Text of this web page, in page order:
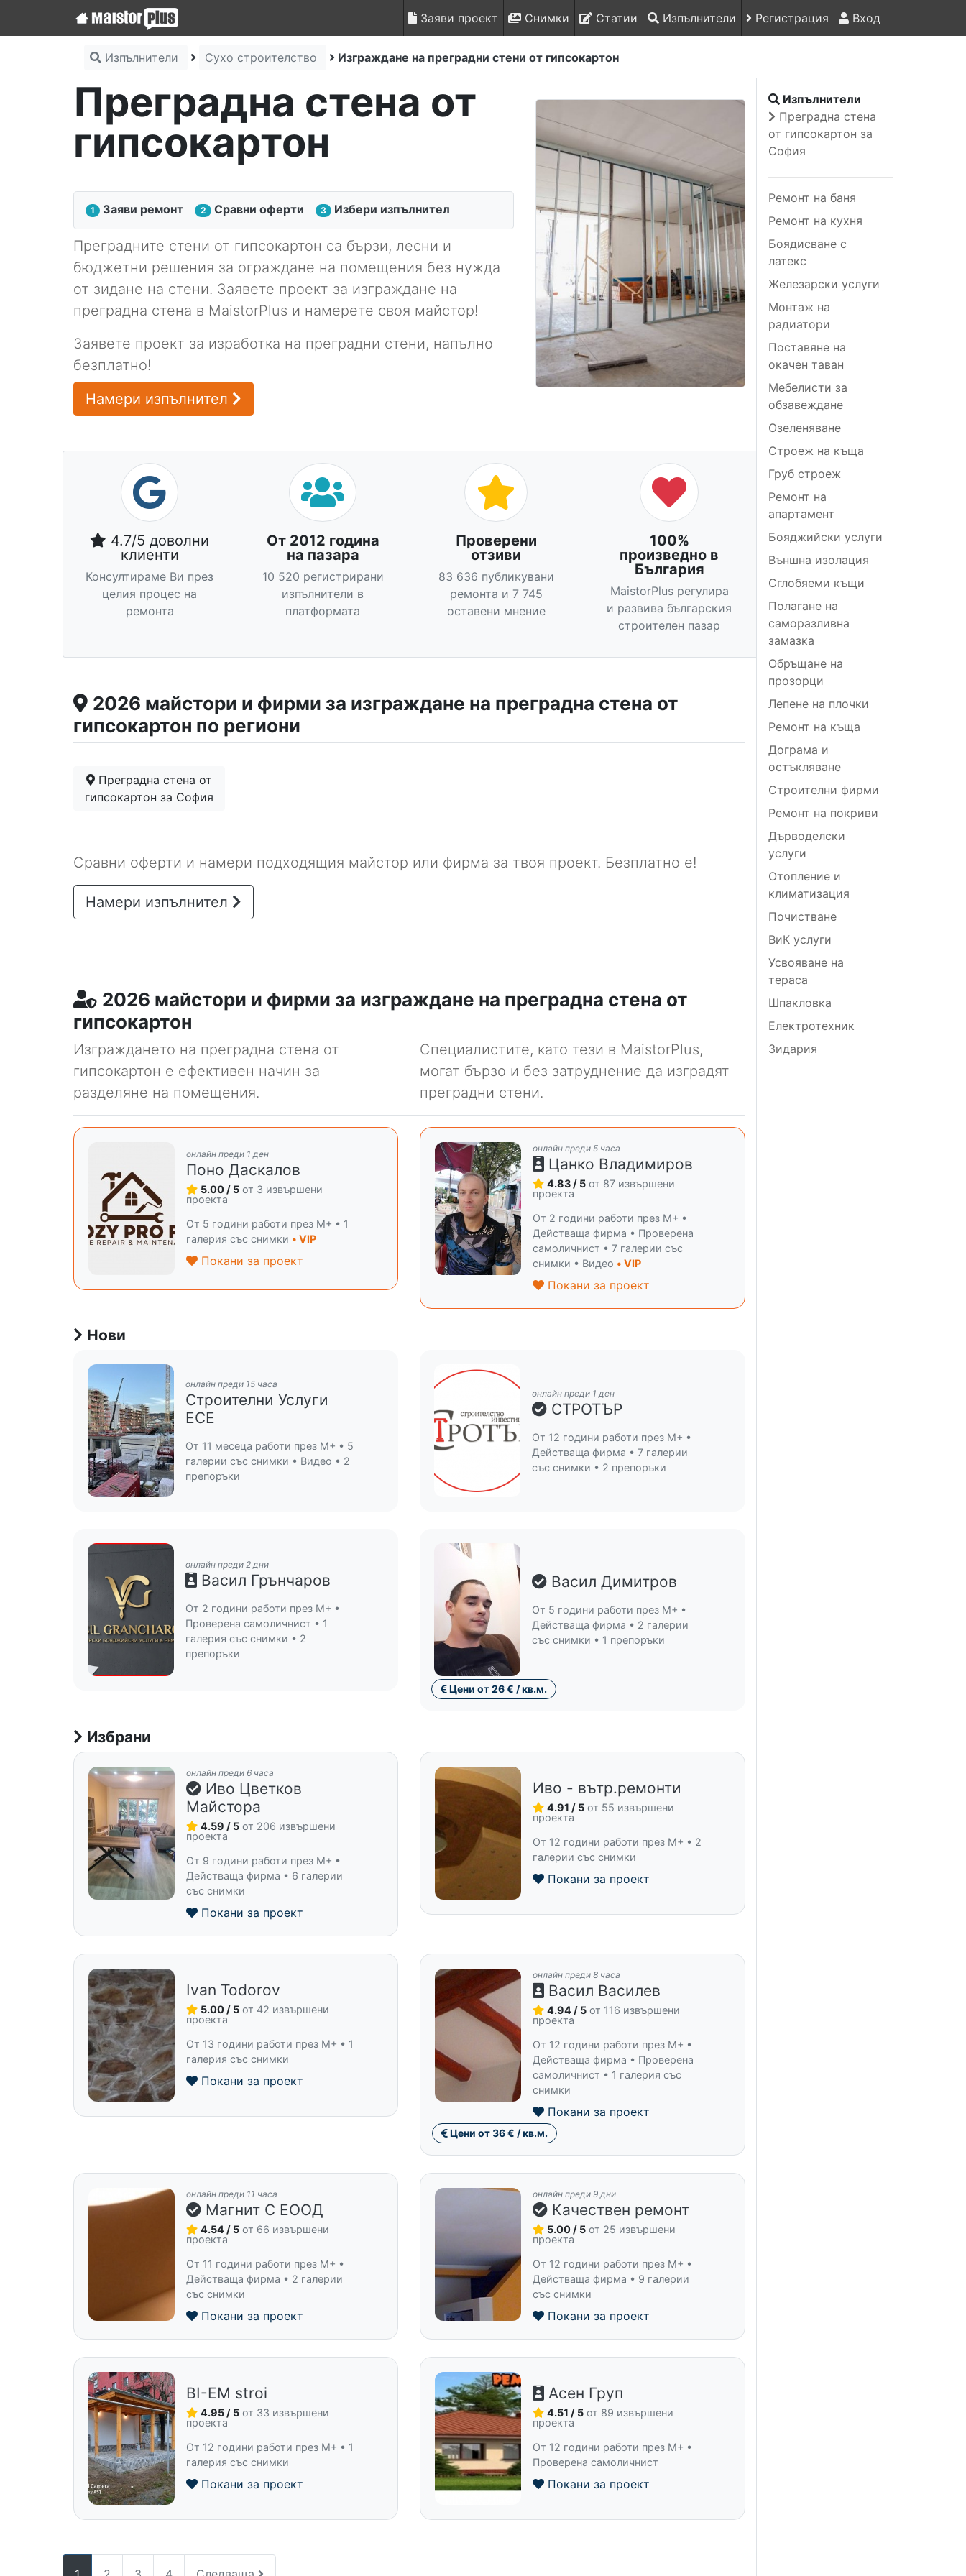
Заяви проект Снимки Статии Изпълнители Регистрация Вход
Изпълнители Сухо строителство Изграждане на преградни стени от гипсокартон
Преградна стена от
гипсокартон
1 Заяви ремонт 2 Сравни оферти 3 Избери изпълнител
Преградните стени от гипсокартон са бързи, лесни и
бюджетни решения за ограждане на помещения без нужда
от зидане на стени. Заявете проект за изграждане на
преградна стена в MaistorPlus и намерете своя майстор!
Заявете проект за изработка на преградни стени, напълно
безплатно!
Намери изпълнител
4.7/5 доволни
клиенти
Консултираме Ви през
целия процес на
ремонта
От 2012 година
на пазара
10 520 регистрирани
изпълнители в
платформата
Проверени
отзиви
83 636 публикувани
ремонта и 7 745
оставени мнение
100%
произведно в
България
MaistorPlus регулира
и развива българския
строителен пазар
2026 майстори и фирми за изграждане на преградна стена от
гипсокартон по региони
Преградна стена от
гипсокартон за София
Сравни оферти и намери подходящия майстор или фирма за твоя проект. Безплатно е!
Намери изпълнител
2026 майстори и фирми за изграждане на преградна стена от
гипсокартон
Изграждането на преградна стена от
гипсокартон е ефективен начин за
разделяне на помещения.
Специалистите, като тези в MaistorPlus,
могат бързо и без затруднение да изградят
преградни стени.
онлайн преди 1 ден
Поно Даскалов
5.00 / 5 от 3 извършени
проекта
От 5 години работи през M+ • 1
галерия със снимки • VIP
Покани за проект
онлайн преди 5 часа
Цанко Владимиров
4.83 / 5 от 87 извършени
проекта
От 2 години работи през M+ •
Действаща фирма • Проверена
самоличнист • 7 галерии със
снимки • Видео • VIP
Покани за проект
Нови
онлайн преди 15 часа
Строителни Услуги
ЕСЕ
От 11 месеца работи през M+ • 5
галерии със снимки • Видео • 2
препоръки
онлайн преди 1 ден
СТРОТЪР
От 12 години работи през M+ •
Действаща фирма • 7 галерии
със снимки • 2 препоръки
онлайн преди 2 дни
Васил Грънчаров
От 2 години работи през M+ •
Проверена самоличнист • 1
галерия със снимки • 2
препоръки
Васил Димитров
От 5 години работи през M+ •
Действаща фирма • 2 галерии
със снимки • 1 препоръки
Цени от 26 € / кв.м.
Избрани
онлайн преди 6 часа
Иво Цветков
Майстора
4.59 / 5 от 206 извършени
проекта
От 9 години работи през M+ •
Действаща фирма • 6 галерии
със снимки
Покани за проект
Иво - вътр.ремонти
4.91 / 5 от 55 извършени
проекта
От 12 години работи през M+ • 2
галерии със снимки
Покани за проект
Ivan Todorov
5.00 / 5 от 42 извършени
проекта
От 13 години работи през M+ • 1
галерия със снимки
Покани за проект
онлайн преди 8 часа
Васил Василев
4.94 / 5 от 116 извършени
проекта
От 12 години работи през M+ •
Действаща фирма • Проверена
самоличнист • 1 галерия със
снимки
Покани за проект
Цени от 36 € / кв.м.
онлайн преди 11 часа
Магнит С ЕООД
4.54 / 5 от 66 извършени
проекта
От 11 години работи през M+ •
Действаща фирма • 2 галерии
със снимки
Покани за проект
онлайн преди 9 дни
Качествен ремонт
5.00 / 5 от 25 извършени
проекта
От 12 години работи през M+ •
Действаща фирма • 9 галерии
със снимки
Покани за проект
BI-EM stroi
4.95 / 5 от 33 извършени
проекта
От 12 години работи през M+ • 1
галерия със снимки
Покани за проект
Асен Груп
4.51 / 5 от 89 извършени
проекта
От 12 години работи през M+ •
Проверена самоличнист
Покани за проект
Изпълнители
Преградна стена
от гипсокартон за
София
Ремонт на баня
Ремонт на кухня
Боядисване с
латекс
Железарски услуги
Монтаж на
радиатори
Поставяне на
окачен таван
Мебелисти за
обзавеждане
Озеленяване
Строеж на къща
Груб строеж
Ремонт на
апартамент
Бояджийски услуги
Външна изолация
Сглобяеми къщи
Полагане на
саморазливна
замазка
Обръщане на
прозорци
Лепене на плочки
Ремонт на къща
Дограма и
остъкляване
Строителни фирми
Ремонт на покриви
Дърводелски
услуги
Отопление и
климатизация
Почистване
ВиК услуги
Усвояване на
тераса
Шпакловка
Електротехник
Зидария